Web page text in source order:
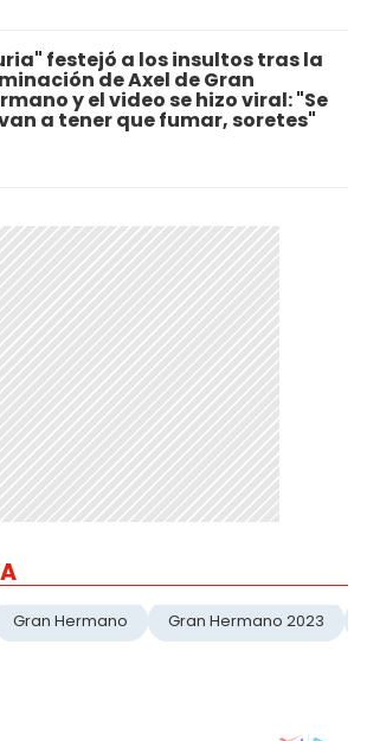
festejó a los insultos tras la
de Axel de Gran
y el video se hizo viral: "Se
a tener que fumar, soretes"
Gran Hermano Gran Hermano 2023